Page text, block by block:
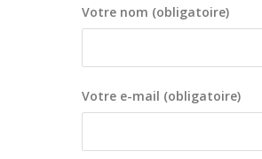
Votre nom (obligatoire)
Votre e-mail (obligatoire)